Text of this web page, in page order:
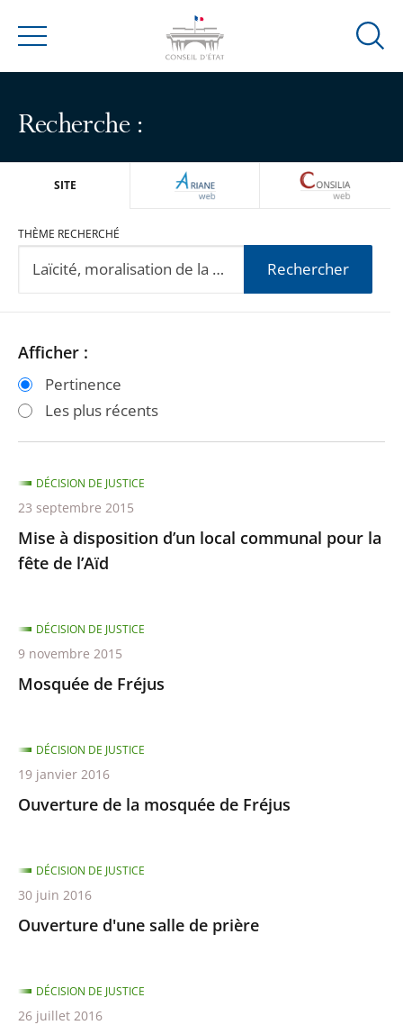
Menu
Ouvrir
Recherche :
SITE ARIANEWEB
THÈME RECHERCHÉ
Rechercher
Passer
les
filtres
après
Passer
les
filtres
avant
Afficher :
Pertinence
Les plus récents
Mise à disposition d’un local communal pour la
fête de l’Aïd
DÉCISION DE JUSTICE
23 septembre 2015
Mosquée de Fréjus
DÉCISION DE JUSTICE
9 novembre 2015
Ouverture de la mosquée de Fréjus
DÉCISION DE JUSTICE
19 janvier 2016
Ouverture d'une salle de prière
DÉCISION DE JUSTICE
30 juin 2016
DÉCISION DE JUSTICE
26 juillet 2016